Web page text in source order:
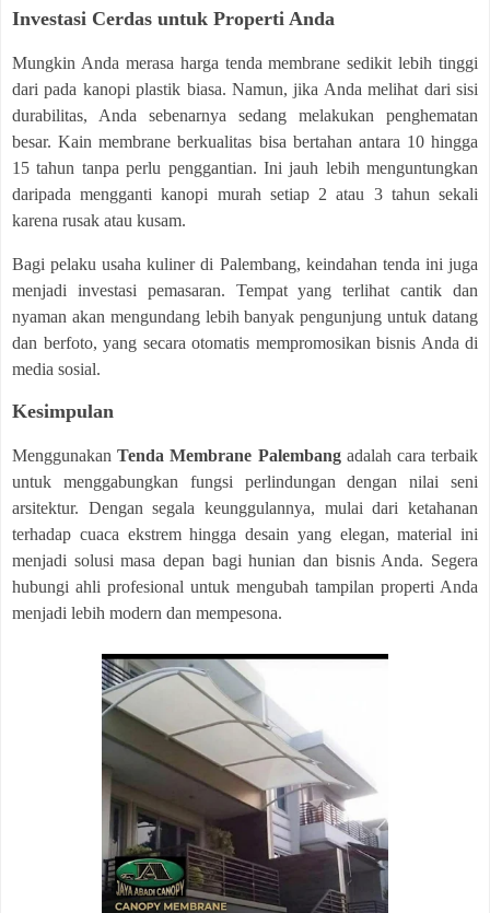
Investasi Cerdas untuk Properti Anda
Mungkin Anda merasa harga tenda membrane sedikit lebih tinggi
dari pada kanopi plastik biasa. Namun, jika Anda melihat dari sisi
durabilitas, Anda sebenarnya sedang melakukan penghematan
besar. Kain membrane berkualitas bisa bertahan antara 10 hingga
15 tahun tanpa perlu penggantian. Ini jauh lebih menguntungkan
daripada mengganti kanopi murah setiap 2 atau 3 tahun sekali
karena rusak atau kusam.
Bagi pelaku usaha kuliner di Palembang, keindahan tenda ini juga
menjadi investasi pemasaran. Tempat yang terlihat cantik dan
nyaman akan mengundang lebih banyak pengunjung untuk datang
dan berfoto, yang secara otomatis mempromosikan bisnis Anda di
media sosial.
Kesimpulan
MenggunakanTenda Membrane Palembangadalah cara terbaik
untuk menggabungkan fungsi perlindungan dengan nilai seni
arsitektur. Dengan segala keunggulannya, mulai dari ketahanan
terhadap cuaca ekstrem hingga desain yang elegan, material ini
menjadi solusi masa depan bagi hunian dan bisnis Anda. Segera
hubungi ahli profesional untuk mengubah tampilan properti Anda
menjadi lebih modern dan mempesona.